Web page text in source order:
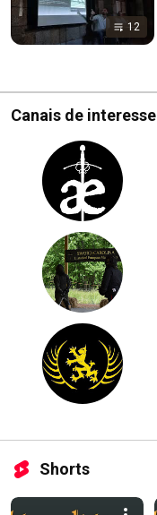
12
Canais de interesse
Shorts